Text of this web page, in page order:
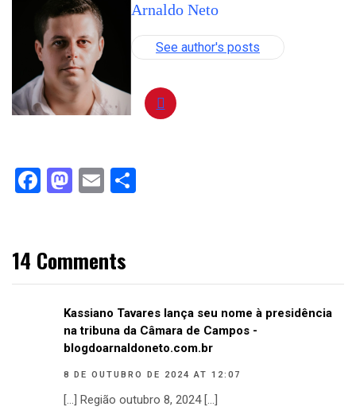
Arnaldo Neto
See author's posts
Facebook
Mastodon
Email
14 Comments
Kassiano Tavares lança seu nome à presidência
na tribuna da Câmara de Campos -
blogdoarnaldoneto.com.br
8 DE OUTUBRO DE 2024 AT 12:07
[…] Região outubro 8, 2024 […]